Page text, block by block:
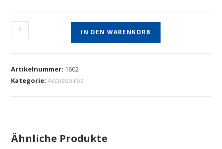
IN DEN WARENKORB
Artikelnummer: 1602
Kategorie:Accessoires
Ähnliche Produkte